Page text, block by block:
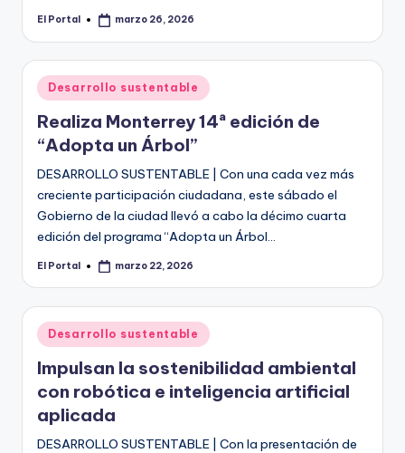
Publicado
El Portal marzo 26, 2026
Publicado
en
Desarrollo sustentable
Realiza Monterrey 14ª edición de
“Adopta un Árbol”
DESARROLLO SUSTENTABLE | Con una cada vez más
creciente participación ciudadana, este sábado el
Gobierno de la ciudad llevó a cabo la décimo cuarta
edición del programa “Adopta un Árbol…
Publicado
El Portal marzo 22, 2026
Publicado
en
Desarrollo sustentable
Impulsan la sostenibilidad ambiental
con robótica e inteligencia artificial
aplicada
DESARROLLO SUSTENTABLE | Con la presentación de